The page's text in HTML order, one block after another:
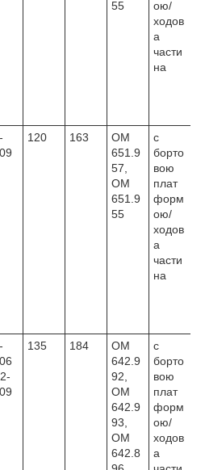
55
ою/
ходов
а
части
на
120 163
OM
651.9
57,
OM
651.9
55
c
борто
вою
плат
форм
ою/
ходов
а
части
на
135 184
OM
642.9
92,
OM
642.9
93,
OM
642.8
c
борто
вою
плат
форм
ою/
ходов
а